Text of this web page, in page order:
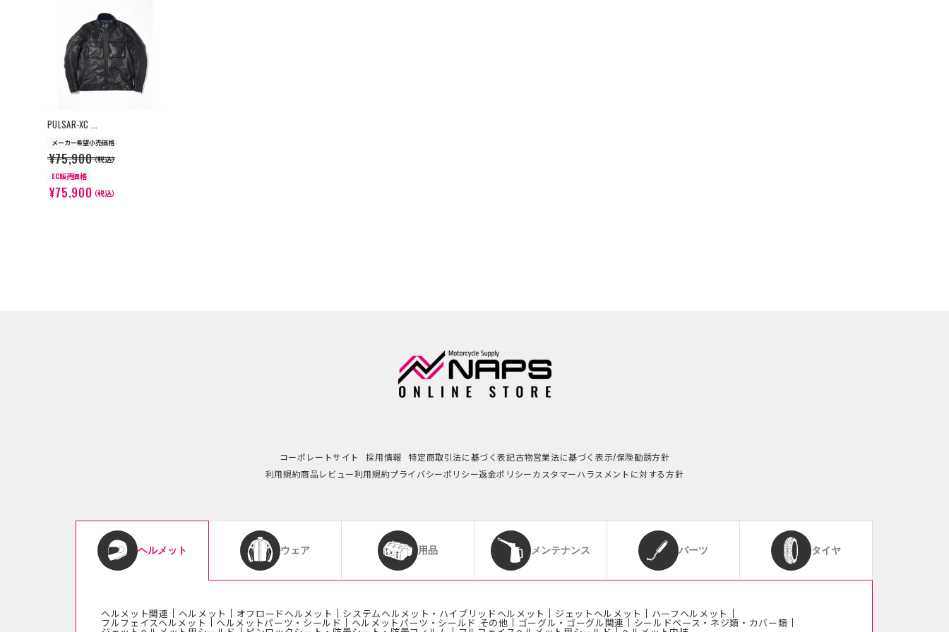
PULSAR-XC ...
メーカー希望小売価格
¥75,900（税込）
EC販売価格
¥75,900（税込）
>
コーポレートサイト 採用情報 特定商取引法に基づく表記古物営業法に基づく表示/保険勧誘方針
利用規約商品レビュー利用規約プライバシーポリシー返金ポリシーカスタマーハラスメントに対する方針
ヘルメット
ヘルメット関連 ヘルメット オフロードヘルメット システムヘルメット・ハイブリッドヘルメット ジェットヘルメット ハーフヘルメット
フルフェイスヘルメット ヘルメットパーツ・シールド ヘルメットパーツ・シールド その他 ゴーグル・ゴーグル関連 シールドベース・ネジ類・カバー類
ウェア 用品 メンテナンス パーツ タイヤ